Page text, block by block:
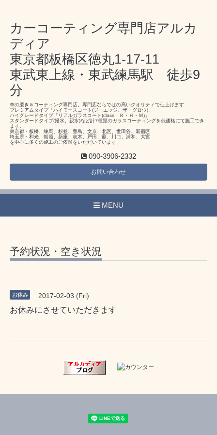
カーコーティング専門店アルカ
ディア
東京都板橋区徳丸1-17-11
東武東上線・東武練馬駅 徒歩9
分
車の磨き＆コーティング専門店。専門店ならではの高いクオリティで仕上げます
プレミアムタイプ「ハイモースコート(ジ・エッジ、ザ・グロウ)」
ハイグレードタイプ「リアルガラスコート(class Ｒ・Ｈ・Ｍ)」
スタンダードタイプ(撥水、親水)など計7種類のガラスコーティングを低価格にて施工でき
ます。
東京都・板橋、練馬、杉並、豊島、文京、北区、世田谷、新宿区
埼玉県・和光、朝霞、新座、志木、戸田、蕨、川口、浦和、大宮
を中心に多くの施工のご依頼をいただいています
090-3906-2332
お問い合わせ
MENU
予約状況・空き状況
お休み 2017-02-03 (Fri)
お休みにさせていただきます